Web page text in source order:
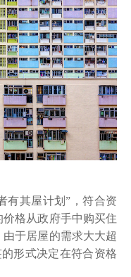
有其屋计划”，符合资
价格从政府手中购买住
由于居屋的需求大大超
形式决定在符合资格